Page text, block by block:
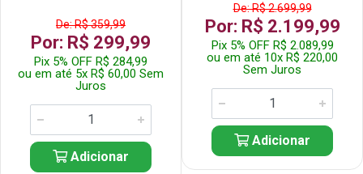
De: R$ 359,99
Por: R$ 299,99
Pix 5% OFF R$ 284,99
ou em até 5x R$ 60,00 Sem
Juros
Adicionar
De: R$ 2.699,99
Por: R$ 2.199,99
Pix 5% OFF R$ 2.089,99
ou em até 10x R$ 220,00
Sem Juros
Adicionar